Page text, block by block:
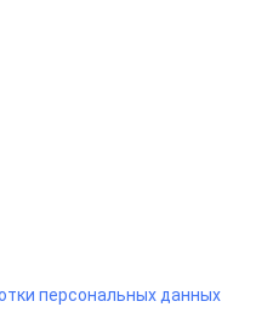
персональных данных